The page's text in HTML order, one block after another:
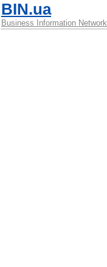
BIN.ua
Business Information Network